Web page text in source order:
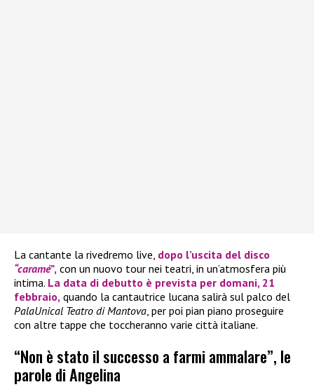
La cantante la rivedremo live, dopo l’uscita del disco
“caramé”, con un nuovo tour nei teatri, in un’atmosfera più
intima. La data di debutto è prevista per domani, 21
febbraio, quando la cantautrice lucana salirà sul palco del
PalaUnical Teatro di Mantova , per poi pian piano proseguire
con altre tappe che toccheranno varie città italiane.
“Non è stato il successo a farmi ammalare”, le
parole di Angelina